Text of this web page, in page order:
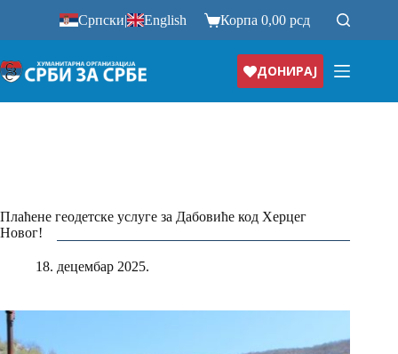
Српски| English Корпа0,00рсд
ДОНИРАЈ
Плаћене геодетске услуге за Дабовиће код Херцег
Новог!
18. децембар 2025.